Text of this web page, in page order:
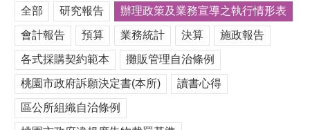
階
搜
本
區
全部 研究報告 辦理政策及業務宣導之執行情形表
會計報告 預算 業務統計 決算 施政報告
各式採購契約範本 攤販管理自治條例
桃園市政府訴願決定書(本所) 讀書心得
區公所組織自治條例